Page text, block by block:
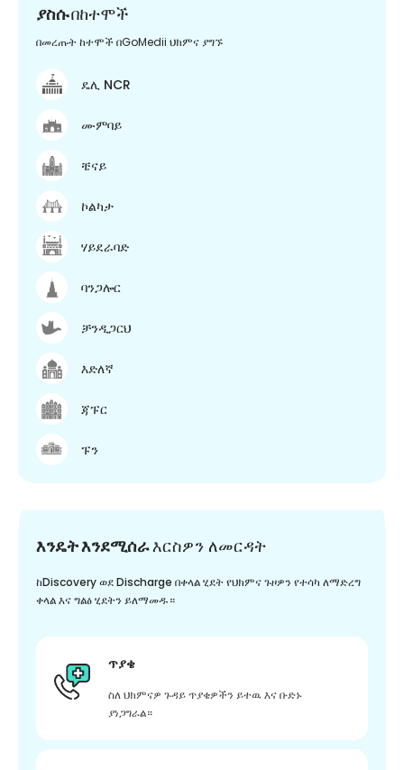
ያስሱበከተሞች
በመረጡት ከተሞች በGoMedii ህክምና ያግኙ
ዴሊ NCR
ሙምባይ
ቼናይ
ኮልካታ
ሃይደራባድ
ባንጋሎር
ቻንዲጋርህ
እድለኛ
ጃፑር
ፑን
እንዴት እንደሚሰራእርስዎን ለመርዳት
ከDiscovery ወደ Discharge በቀላል ሂደት የህክምና ጉዞዎን የተሳካ ለማድረግ
ቀላል እና ግልፅ ሂደትን ይለማመዱ።
ጥያቄ
ስለ ህክምናዎ ጉዳይ ጥያቄዎችን ይተዉ እና ቡድኑ
ያነጋግራል።